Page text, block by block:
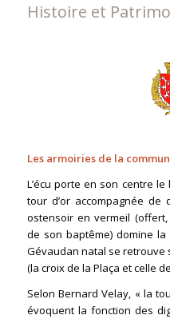
Histoire et
Les armoiries de la
L’écu porte en son centre
tour d’or accompagnée de
ostensoir en vermeil
de son baptême) domine la
Gévaudan natal se retrouve
(la croix de la Plaça et celle
Selon Bernard Velay, « la
évoquent la fonction des